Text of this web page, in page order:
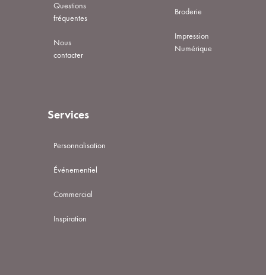
Questions
fréquentes
Nous
contacter
Broderie
Impression
Numérique
Services
Personnalisation
Événementiel
Commercial
Inspiration